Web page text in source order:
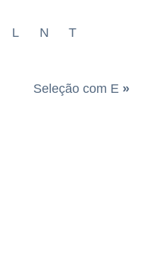
L N T
Seleção com E »